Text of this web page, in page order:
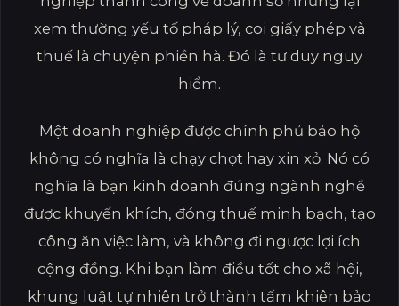
xem thường yếu tố pháp lý, coi giấy phép và
thuế là chuyện phiền hà. Đó là tư duy nguy
hiểm.
Một doanh nghiệp được chính phủ bảo hộ
không có nghĩa là chạy chọt hay xin xỏ. Nó có
nghĩa là bạn kinh doanh đúng ngành nghề
được khuyến khích, đóng thuế minh bạch, tạo
công ăn việc làm, và không đi ngược lợi ích
cộng đồng. Khi bạn làm điều tốt cho xã hội,
khung luật tự nhiên trở thành tấm khiên bảo